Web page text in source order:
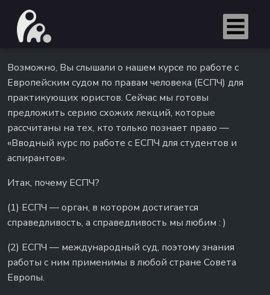
Возможно, Вы слышали о нашем курсе по работе с
Европейским судом по правам человека (ЕСПЧ) для
практикующих юристов. Сейчас мы готовы
предложить серию схожих лекций, которые
рассчитаны на тех, кто только познает право —
«Вводный курс по работе с ЕСПЧ для студентов и
аспирантов».
Итак, почему ЕСПЧ?
(1) ЕСПЧ — орган, в котором достигается
справедливость, а справедливость мы любим : )
(2) ЕСПЧ — международный суд, поэтому знания
работы с ним применимы в любой стране Совета
Европы.